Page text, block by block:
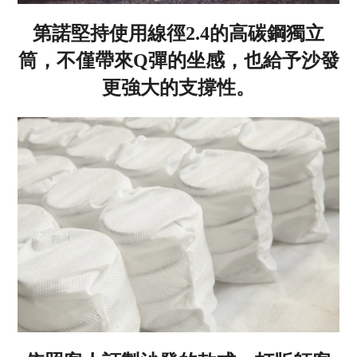
第諾堅持使用線徑2.4的高碳鋼獨立
筒，不僅帶來Q彈的坐感，也給予沙發
更強大的支撐性。